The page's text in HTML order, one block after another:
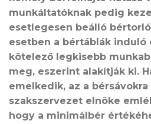
munkáltatóknak pedig
esetlegesen beálló
esetben a bértáblák induló
kötelező legkisebb
meg, eszerint alakítják ki.
emelkedik, az a bérsávokra
szakszervezet elnöke
hogy a minimálbér